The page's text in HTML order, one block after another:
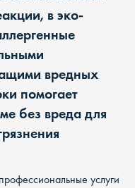
в эко-
вредных
помогает
без вреда для
услуги